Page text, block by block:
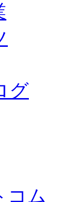
グ
コム